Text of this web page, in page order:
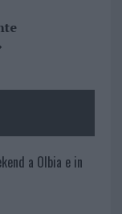
a Olbia e in